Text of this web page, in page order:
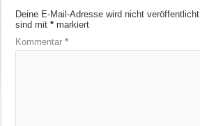
Deine E-Mail-Adresse wird nicht veröffentlicht.
sind mit* markiert
Kommentar*